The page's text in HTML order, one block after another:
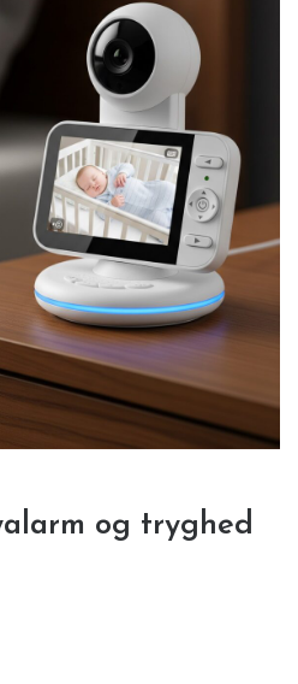
og tryghed